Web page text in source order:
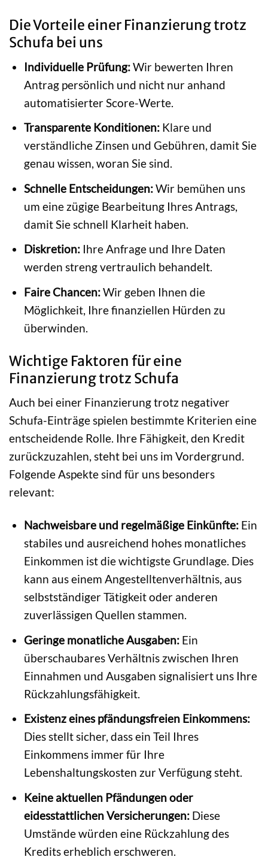
Die Vorteile einer Finanzierung trotz
Schufa bei uns
Individuelle Prüfung:Wir bewerten Ihren
Antrag persönlich und nicht nur anhand
automatisierter Score-Werte.
Transparente Konditionen:Klare und
verständliche Zinsen und Gebühren, damit Sie
genau wissen, woran Sie sind.
Schnelle Entscheidungen:Wir bemühen uns
um eine zügige Bearbeitung Ihres Antrags,
damit Sie schnell Klarheit haben.
Diskretion:Ihre Anfrage und Ihre Daten
werden streng vertraulich behandelt.
Faire Chancen:Wir geben Ihnen die
Möglichkeit, Ihre finanziellen Hürden zu
überwinden.
Wichtige Faktoren für eine
Finanzierung trotz Schufa
Auch bei einer Finanzierung trotz negativer
Schufa-Einträge spielen bestimmte Kriterien eine
entscheidende Rolle. Ihre Fähigkeit, den Kredit
zurückzuzahlen, steht bei uns im Vordergrund.
Folgende Aspekte sind für uns besonders
relevant:
Nachweisbare und regelmäßige Einkünfte:Ein
stabiles und ausreichend hohes monatliches
Einkommen ist die wichtigste Grundlage. Dies
kann aus einem Angestelltenverhältnis, aus
selbstständiger Tätigkeit oder anderen
zuverlässigen Quellen stammen.
Geringe monatliche Ausgaben:Ein
überschaubares Verhältnis zwischen Ihren
Einnahmen und Ausgaben signalisiert uns Ihre
Rückzahlungsfähigkeit.
Existenz eines pfändungsfreien Einkommens:
Dies stellt sicher, dass ein Teil Ihres
Einkommens immer für Ihre
Lebenshaltungskosten zur Verfügung steht.
Keine aktuellen Pfändungen oder
eidesstattlichen Versicherungen:Diese
Umstände würden eine Rückzahlung des
Kredits erheblich erschweren.